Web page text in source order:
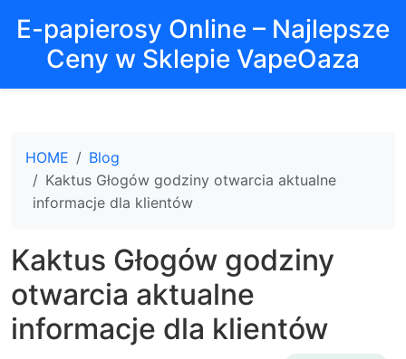
E-papierosy Online – Najlepsze
Ceny w Sklepie VapeOaza
HOME
Blog
Kaktus Głogów godziny otwarcia aktualne
informacje dla klientów
Kaktus Głogów godziny
otwarcia aktualne
informacje dla klientów